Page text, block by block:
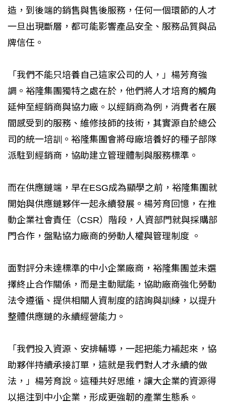
造，到後端的銷售與售後服務，任何一個環節的人才
一旦出現斷層，都可能影響產品安全、服務品質與品
牌信任。
「我們不能只培養自己這家公司的人，」楊芳育強
調。裕隆集團獨特之處在於，他們將人才培育的觸角
延伸至經銷商與協力廠。以經銷商為例，消費者在展
間感受到的服務、維修技師的技術，其實源自於總公
司的統一培訓。裕隆集團會將母廠培養好的種子部隊
派駐到經銷商，協助建立管理體制與服務標準。
而在供應鏈端，早在ESG成為顯學之前，裕隆集團就
開始與供應鏈夥伴一起永續發展。楊芳育回憶，在推
動企業社會責任（CSR）階段，人資部門就與採購部
門合作，盤點協力廠商的勞動人權與管理制度 。
面對評分未達標準的中小企業廠商，裕隆集團並未選
擇終止合作關係，而是主動賦能，協助廠商強化勞動
法令遵循、提供相關人資制度的諮詢與訓練，以提升
整體供應鏈的永續經營能力。
「我們投入資源、安排輔導，一起把能力補起來，協
助夥伴持續承接訂單，這就是我們對人才永續的做
法，」楊芳育說。這種共好思維，讓大企業的資源得
以挹注到中小企業，形成更強韌的產業生態系。